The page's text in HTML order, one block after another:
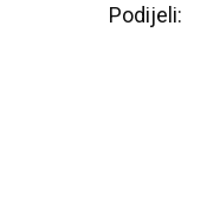
Podijeli: